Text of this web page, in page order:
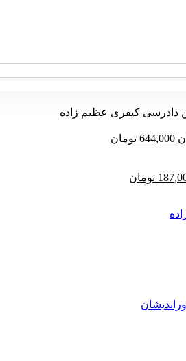
دادرسی کیفری عظیم زاده
قیمت
بود.
644,000 تومان
تومان